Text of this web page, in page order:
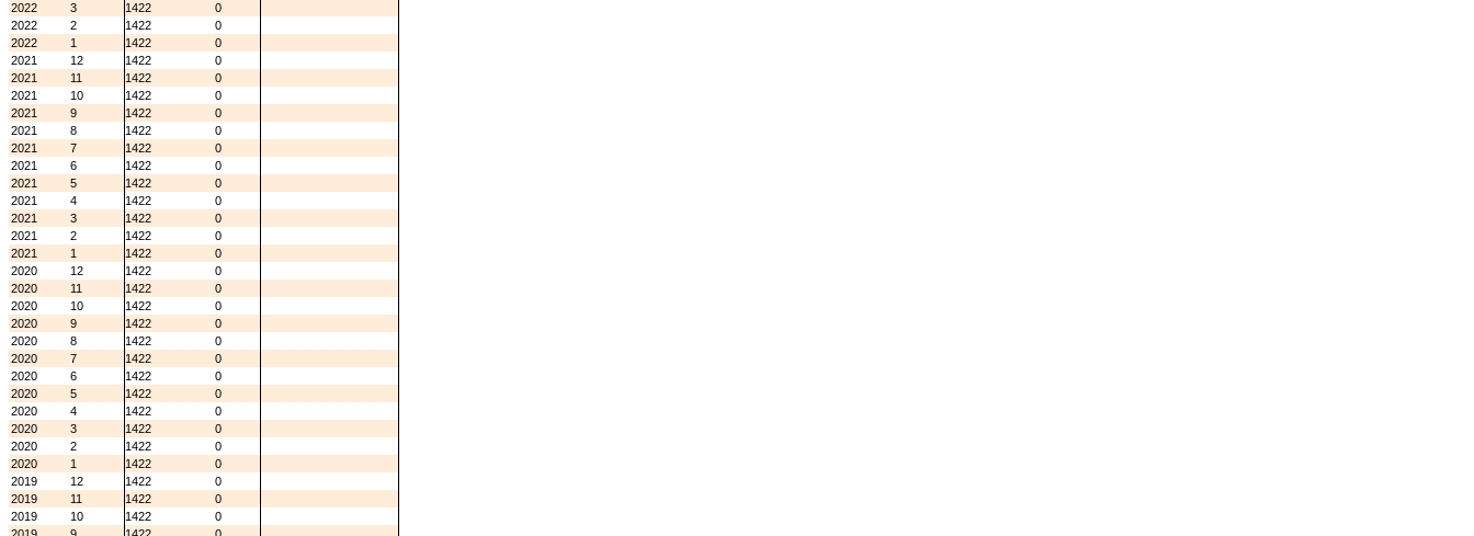
2022
3 1422
0
2022
2 1422
0
2022
1 1422
0
2021
12 1422
0
2021
11 1422
0
2021
10 1422
0
2021
9 1422
0
2021
8 1422
0
2021
7 1422
0
2021
6 1422
0
2021
5 1422
0
2021
4 1422
0
2021
3 1422
0
2021
2 1422
0
2021
1 1422
0
2020
12 1422
0
2020
11 1422
0
2020
10 1422
0
2020
9 1422
0
2020
8 1422
0
2020
7 1422
0
2020
6 1422
0
2020
5 1422
0
2020
4 1422
0
2020
3 1422
0
2020
2 1422
0
2020
1 1422
0
2019
12 1422
0
2019
11 1422
0
2019
10 1422
0